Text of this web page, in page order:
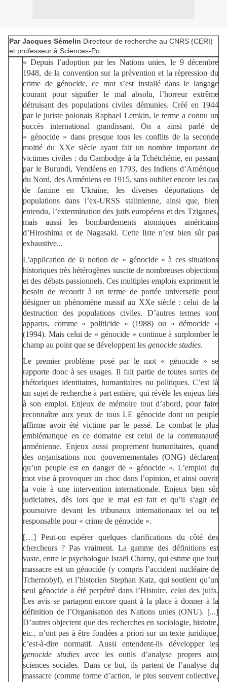
Par Jacques Sémelin Directeur de recherche au CNRS (CERI)
et professeur à Sciences-Po.
« Depuis l’adoption par les Nations unies, le 9 décembre
1948, de la convention sur la prévention et la répression du
crime de génocide, ce mot s’est installé dans le langage
courant pour signifier le mal absolu, l’horreur extrême
détruisant des populations civiles démunies. Créé en 1944
par le juriste polonais Raphael Lemkin, le terme a connu un
succès international grandissant. On a ainsi parlé de
« génocide » dans presque tous les conflits de la seconde
moitié du XXe siècle ayant fait un nombre important de
victimes civiles : du Cambodge à la Tchétchénie, en passant
par le Burundi, Vendéens en 1793, des Indiens d’Amérique
du Nord, des Arméniens en 1915, sans oublier encore les cas
de famine en Ukraine, les diverses déportations de
populations dans l’ex-URSS stalinienne, ainsi que, bien
entendu, l’extermination des juifs européens et des Tziganes,
mais aussi les bombardements atomiques américains
d’Hiroshima et de Nagasaki. Cette liste n’est bien sûr pas
exhaustive...
L’application de la notion de « génocide » à ces situations
historiques très hétérogènes suscite de nombreuses objections
et des débats passionnels. Ces multiples emplois expriment le
besoin de recourir à un terme de portée universelle pour
désigner un phénomène massif au XXe siècle : celui de la
destruction des populations civiles. D’autres termes sont
apparus, comme « politicide » (1988) ou « démocide »
(1994). Mais celui de « génocide » continue à surplomber le
champ au point que se développent lesgenocide studies.
Le premier problème posé par le mot « génocide » se
rapporte donc à ses usages. Il fait partie de toutes sortes de
rhétoriques identitaires, humanitaires ou politiques. C’est là
un sujet de recherche à part entière, qui révèle les enjeux liés
à son emploi. Enjeux de mémoire tout d’abord, pour faire
reconnaître aux yeux de tous LE génocide dont un peuple
affirme avoir été victime par le passé. Le combat le plus
emblématique en ce domaine est celui de la communauté
arménienne. Enjeux aussi proprement humanitaires, quand
des organisations non gouvernementales (ONG) déclarent
qu’un peuple est en danger de « génocide ». L’emploi du
mot vise à provoquer un choc dans l’opinion, et ainsi ouvrir
la voie à une intervention internationale. Enjeux bien sûr
judiciaires, dès lors que le mal est fait et qu’il s’agit de
poursuivre devant les tribunaux internationaux tel ou tel
responsable pour « crime de génocide ».
[…] Peut-on espérer quelques clarifications du côté des
chercheurs ? Pas vraiment. La gamme des définitions est
vaste, entre le psychologue Israël Charny, qui estime que tout
massacre est un génocide (y compris l’accident nucléaire de
Tchernobyl), et l’historien Stephan Katz, qui soutient qu’un
seul génocide a été perpétré dans l’Histoire, celui des juifs.
Les avis se partagent encore quant à la place à donner à la
définition de l’Organisation des Nations unies (ONU). [...]
D’autres objectent que des recherches en sociologie, histoire,
etc., n’ont pas à être fondées a priori sur un texte juridique,
c’est-à-dire normatif. Aussi entendent-ils développer les
genocide studiesavec les outils d’analyse propres aux
sciences sociales. Dans ce but, ils partent de l’analyse du
massacre (comme forme d’action, le plus souvent collective,